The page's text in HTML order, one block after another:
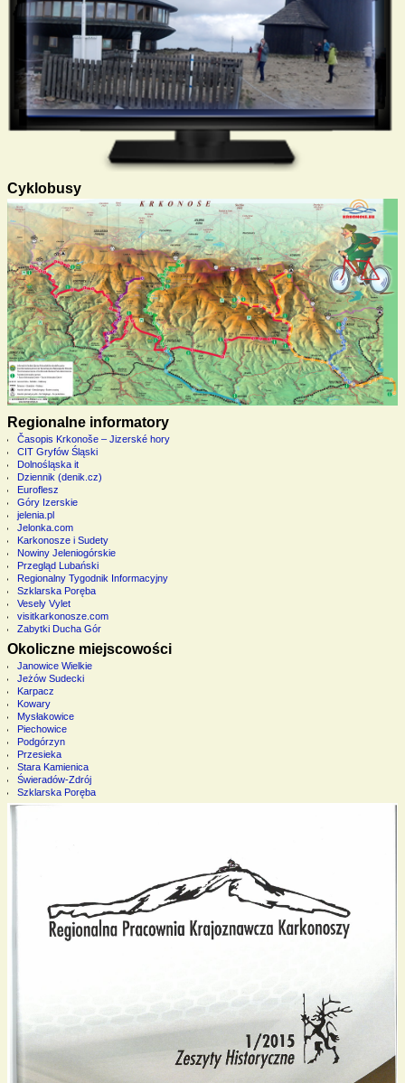
Cyklobusy
Regionalne informatory
Časopis Krkonoše – Jizerské hory
CIT Gryfów Śląski
Dolnośląska it
Dziennik (denik.cz)
Euroflesz
Góry Izerskie
jelenia.pl
Jelonka.com
Karkonosze i Sudety
Nowiny Jeleniogórskie
Przegląd Lubański
Regionalny Tygodnik Informacyjny
Szklarska Poręba
Vesely Vylet
visitkarkonosze.com
Zabytki Ducha Gór
Okoliczne miejscowości
Janowice Wielkie
Jeżów Sudecki
Karpacz
Kowary
Mysłakowice
Piechowice
Podgórzyn
Przesieka
Stara Kamienica
Świeradów-Zdrój
Szklarska Poręba